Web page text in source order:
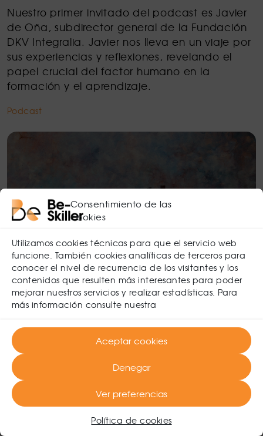
Consentimiento de las
cookies
Utilizamos cookies técnicas para que el servicio web
funcione. También cookies analíticas de terceros para
conocer el nivel de recurrencia de los visitantes y los
contenidos que resulten más interesantes para poder
mejorar nuestros servicios y realizar estadísticas. Para
más información consulte nuestra
Aceptar cookies
Denegar
Ver preferencias
Política de cookies
Nuestro primer invitado del podcast es Javier
de Oña, subdirector general de la Fundación
DKV Integralia. Javier nos lleva en un viaje por
sus experiencias y reflexiones, revelando el
papel crucial del factor humano en la
formación y el aprendizaje.
Podcast
OKRs: El antídoto para la Paranoia de
la Productividad del Liderazgo en
Remoto
Es momento de transformar la paranoia en
potencia, la supervisión en inspiración.
Liderazgo Trabajo en Remoto